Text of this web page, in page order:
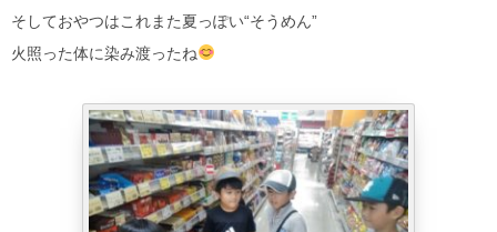
そしておやつはこれまた夏っぽい“そうめん”
火照った体に染み渡ったね